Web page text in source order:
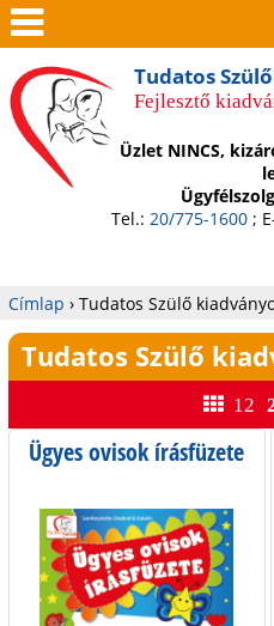
Jump to
Tudatos
Fejlesztő
Üzlet NINCS,
Tel.: 20/775-1600;
Jelenlegi
hely
Címlap › Tudatos Szülő
Tudatos Szülő
12
Ügyes ovisok írásfüzete
Men
ü